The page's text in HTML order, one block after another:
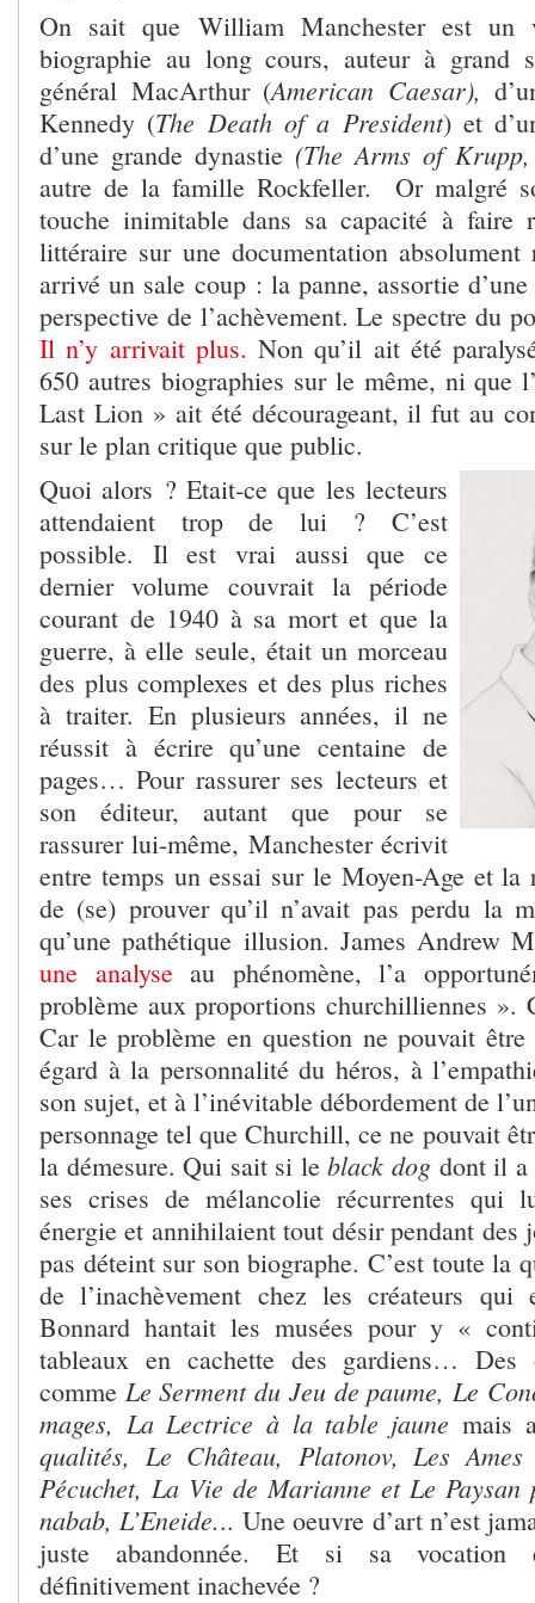
On sait que William Manchester est
biographie au long cours, auteur à grand
général MacArthur (American Caesar),
Kennedy (The Death of a President) et
d’une grande dynastie (The Arms of
autre de la famille Rockfeller.
Or malgré
touche inimitable dans sa capacité à faire
littéraire sur une documentation
arrivé un sale coup : la panne, assortie
perspective de l’achèvement. Le spectre du
Il n’y arrivait plus. Non qu’il ait été
650 autres biographies sur le même, ni que
Last Lion » ait été décourageant, il fut au
sur le plan critique que public.
Quoi alors ? Etait-ce que les lecteurs
attendaient trop de lui ? C’est
possible. Il est vrai aussi que ce
dernier volume couvrait la période
courant de 1940 à sa mort et que la
guerre, à elle seule, était un morceau
des plus complexes et des plus riches
à traiter. En plusieurs années, il ne
réussit à écrire qu’une centaine de
pages… Pour rassurer ses lecteurs et
son éditeur, autant que pour se
rassurer lui-même, Manchester écrivit
entre temps un essai sur le Moyen-Age et la
de (se) prouver qu’il n’avait pas perdu la
qu’une pathétique illusion. James Andrew
une analyse au phénomène, l’a
problème aux proportions churchilliennes ».
Car le problème en question ne pouvait
égard à la personnalité du héros, à
son sujet, et à l’inévitable débordement de
personnage tel que Churchill, ce ne pouvait
la démesure. Qui sait si leblack dog dont il a
ses crises de mélancolie récurrentes qui
énergie et annihilaient tout désir pendant des
pas déteint sur son biographe. C’est toute la
de l’inachèvement chez les créateurs
Bonnard hantait les musées pour y «
tableaux en cachette des gardiens… Des
comme Le Serment du Jeu de paume, Le
mages, La Lectrice à la table jaune mais
qualités, Le Château, Platonov, Les
Pécuchet, La Vie de Marianne et Le
nabab, L’Eneide... Une oeuvre d’art n’est
juste abandonnée. Et si sa vocation
définitivement inachevée ?